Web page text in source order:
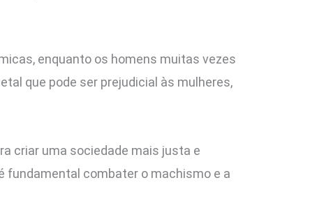
enquanto os homens muitas vezes
que pode ser prejudicial às mulheres,
criar uma sociedade mais justa e
fundamental combater o machismo e a